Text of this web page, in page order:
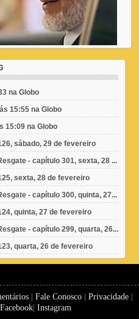
na Globo
15:55 na Globo
15:09 na Globo
sábado, 29 de fevereiro
- capítulo 301, sexta, 28 ...
sexta, 28 de fevereiro
- capítulo 300, quinta, 27...
quinta, 27 de fevereiro
- capítulo 299, quarta, 26...
quarta, 26 de fevereiro
| Fale Conosco| Privacidade|
Facebook| Instagram